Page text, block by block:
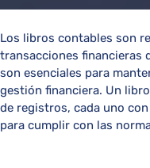
Los libros contables son
transacciones financieras
son esenciales para
gestión financiera. Un
de registros, cada uno
para cumplir con las